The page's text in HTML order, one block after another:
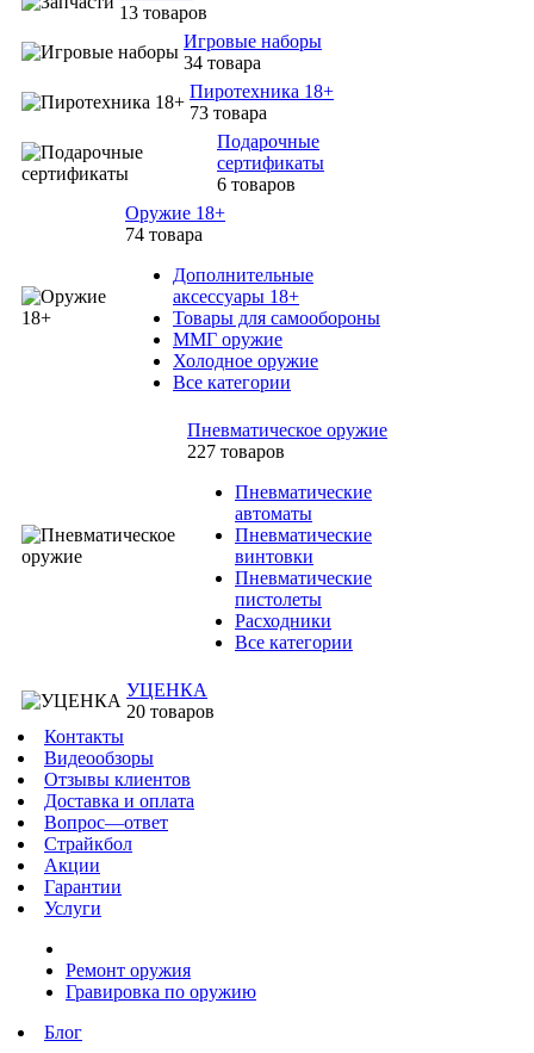
13 товаров
Игровые наборы
34 товара
Пиротехника 18+
73 товара
Подарочные
сертификаты
6 товаров
Оружие 18+
74 товара
Дополнительные
аксессуары 18+
Товары для самообороны
ММГ оружие
Холодное оружие
Все категории
Пневматическое оружие
227 товаров
Пневматические
автоматы
Пневматические
винтовки
Пневматические
пистолеты
Расходники
Все категории
УЦЕНКА
20 товаров
Контакты
Видеообзоры
Отзывы клиентов
Доставка и оплата
Вопрос—ответ
Страйкбол
Акции
Гарантии
Услуги
Ремонт оружия
Гравировка по оружию
Блог